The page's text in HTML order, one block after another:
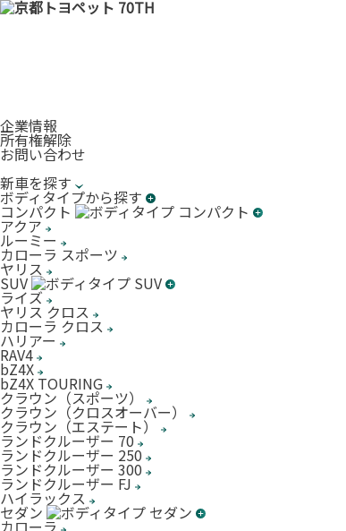
企業情報
所有権解除
お問い合わせ
新車を探す
ボディタイプから探す
コンパクト
アクア
ルーミー
カローラ スポーツ
ヤリス
SUV
ライズ
ヤリス クロス
カローラ クロス
ハリアー
RAV4
bZ4X
bZ4X TOURING
クラウン（スポーツ）
クラウン（クロスオーバー）
クラウン（エステート）
ランドクルーザー 70
ランドクルーザー 250
ランドクルーザー 300
ランドクルーザー FJ
ハイラックス
セダン
カローラ